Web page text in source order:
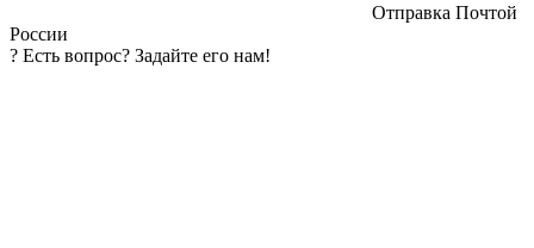
Отправка Почтой
России
? Есть вопрос? Задайте его нам!